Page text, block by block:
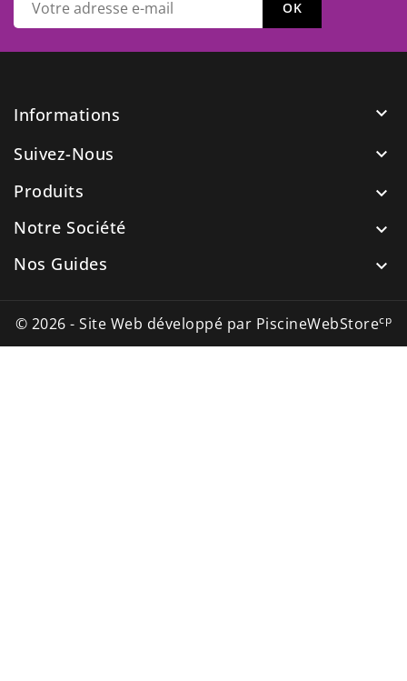
Informations

Suivez-Nous

Produits

Notre Société

Nos Guides

© 2026 - Site Web développé par PiscineWebStorecp